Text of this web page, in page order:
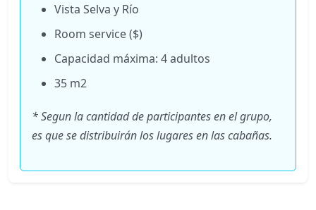
Vista Selva y Río
Room service ($)
Capacidad máxima: 4 adultos
35 m2
* Segun la cantidad de participantes en el grupo,
es que se distribuirán los lugares en las cabañas.